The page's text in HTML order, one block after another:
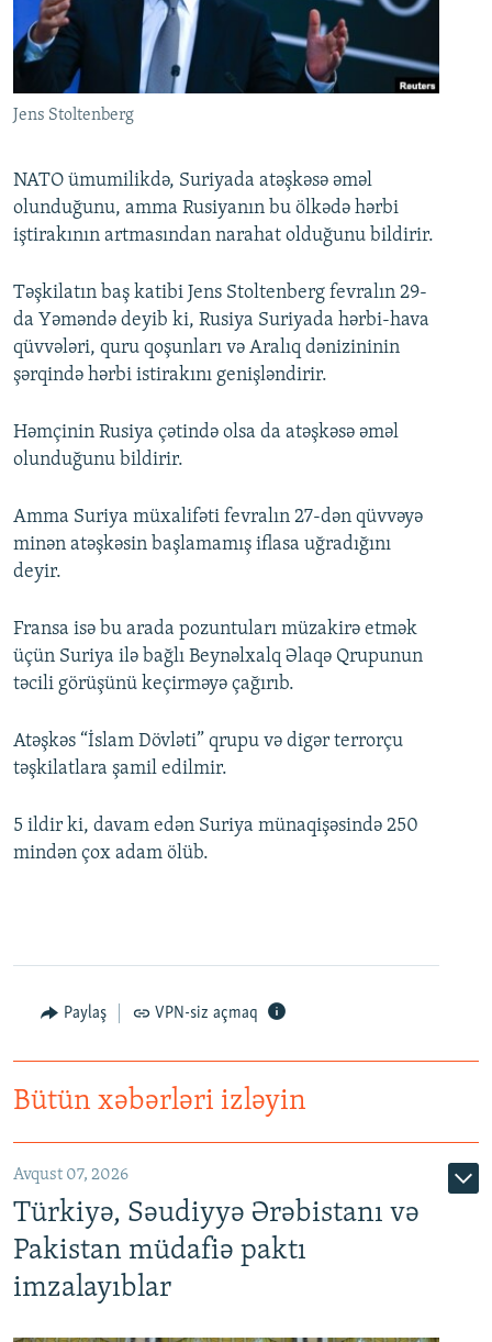
İNFOQRAFIKA
KARIKATURA
AZƏRBAYCAN ƏDƏBIYYATI KITABXANASI
İSLAM VƏ DEMOKRATIYA
MISSIYAMIZ
PEŞƏ ETIKASI VƏ JURNALISTIKA STANDARTLARIMIZ
BIZIMLƏ ƏLAQƏ
XƏBƏR BÜLLETENLƏRIMIZ
BIZI IZLƏ
Jens Stoltenberg
NATO ümumilikdə, Suriyada atəşkəsə əməl
olunduğunu, amma Rusiyanın bu ölkədə hərbi
iştirakının artmasından narahat olduğunu bildirir.
Təşkilatın baş katibi Jens Stoltenberg fevralın 29-
da Yəməndə deyib ki, Rusiya Suriyada hərbi-hava
qüvvələri, quru qoşunları və Aralıq dənizininin
şərqində hərbi istirakını genişləndirir.
Həmçinin Rusiya çətində olsa da atəşkəsə əməl
olunduğunu bildirir.
Amma Suriya müxalifəti fevralın 27-dən qüvvəyə
minən atəşkəsin başlamamış iflasa uğradığını
deyir.
Fransa isə bu arada pozuntuları müzakirə etmək
üçün Suriya ilə bağlı Beynəlxalq Əlaqə Qrupunun
təcili görüşünü keçirməyə çağırıb.
Atəşkəs “İslam Dövləti” qrupu və digər terrorçu
təşkilatlara şamil edilmir.
5 ildir ki, davam edən Suriya münaqişəsində 250
mindən çox adam ölüb.
Paylaş VPN-siz açmaq
Bütün xəbərləri izləyin
Avqust 07, 2026
Türkiyə, Səudiyyə Ərəbistanı və
Pakistan müdafiə paktı
imzalayıblar